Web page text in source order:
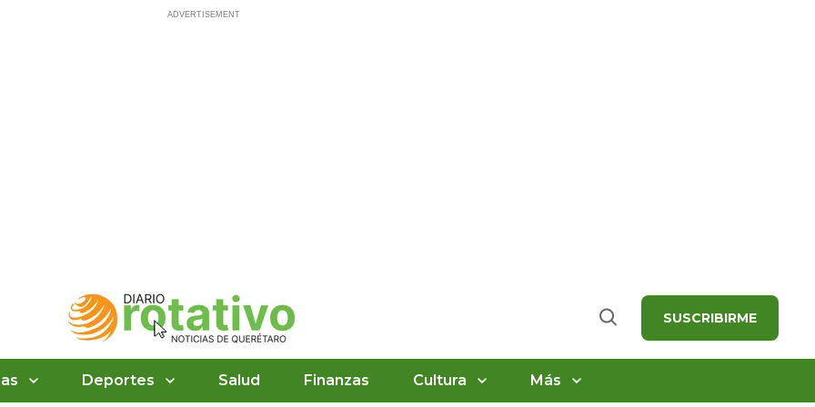
Buscar SUSCRIBIRME
Deportes Salud Finanzas Cultura Más